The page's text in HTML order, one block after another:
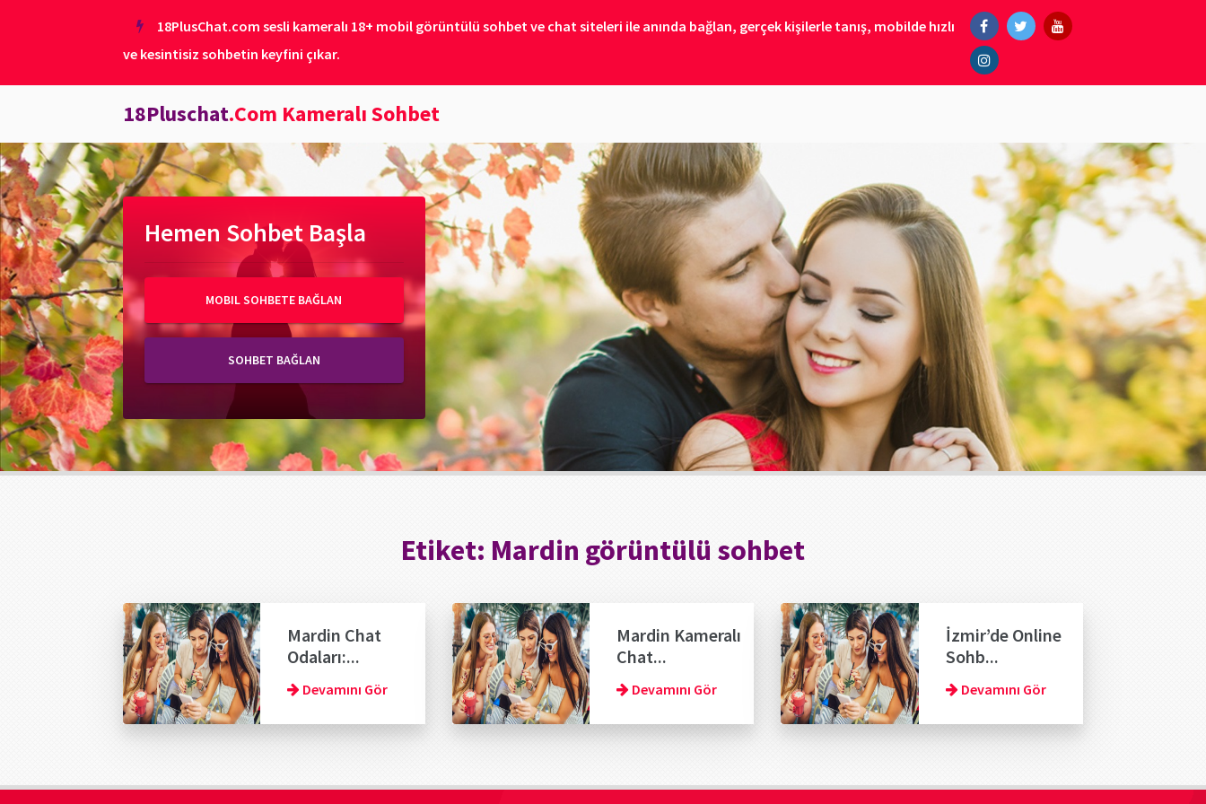
18PlusChat.com sesli kameralı 18+ mobil görüntülü sohbet ve chat siteleri ile anında bağlan, gerçek kişilerle tanış, mobilde hızlı
ve kesintisiz sohbetin keyfini çıkar.
18Pluschat.Com Kameralı Sohbet
Hemen Sohbet Başla
MOBIL SOHBETE BAĞLAN
SOHBET BAĞLAN
Etiket: Mardin görüntülü sohbet
Mardin Chat
Odaları:...
Devamını Gör
Mardin Kameralı
Chat...
Devamını Gör
İzmir’de Online
Sohb...
Devamını Gör